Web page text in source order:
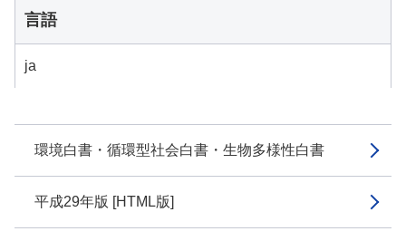
環境白書・循環型社会白書・生物多様性白書
平成29年版 [HTML版]
言語
ja